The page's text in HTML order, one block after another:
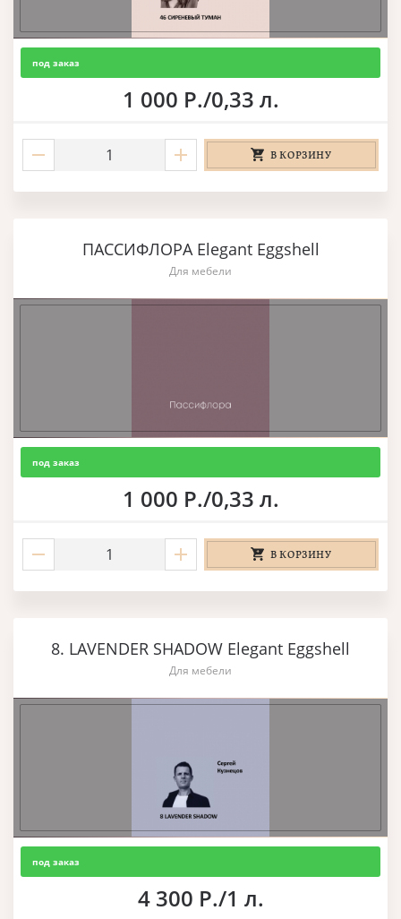
под заказ
1 000 Р./0,33 л.
В КОРЗИНУ
ПАССИФЛОРА Elegant Eggshell
Для мебели
под заказ
1 000 Р./0,33 л.
В КОРЗИНУ
8. LAVENDER SHADOW Elegant Eggshell
Для мебели
под заказ
4 300 Р./1 л.